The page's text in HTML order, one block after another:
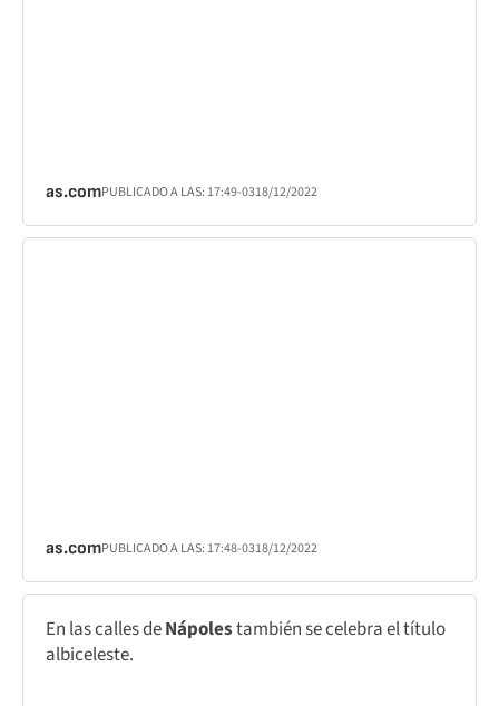
as.comPUBLICADO A LAS: 17:49-0318/12/2022
as.comPUBLICADO A LAS: 17:48-0318/12/2022
En las calles deNápolestambién se celebra el título
albiceleste.